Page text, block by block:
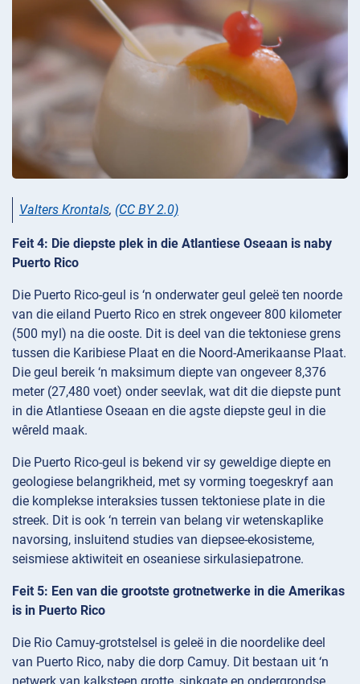
Valters Krontals, (CC BY 2.0)
Feit 4: Die diepste plek in die Atlantiese Oseaan is naby
Puerto Rico
Die Puerto Rico-geul is ‘n onderwater geul geleë ten noorde
van die eiland Puerto Rico en strek ongeveer 800 kilometer
(500 myl) na die ooste. Dit is deel van die tektoniese grens
tussen die Karibiese Plaat en die Noord-Amerikaanse Plaat.
Die geul bereik ‘n maksimum diepte van ongeveer 8,376
meter (27,480 voet) onder seevlak, wat dit die diepste punt
in die Atlantiese Oseaan en die agste diepste geul in die
wêreld maak.
Die Puerto Rico-geul is bekend vir sy geweldige diepte en
geologiese belangrikheid, met sy vorming toegeskryf aan
die komplekse interaksies tussen tektoniese plate in die
streek. Dit is ook ‘n terrein van belang vir wetenskaplike
navorsing, insluitend studies van diepsee-ekosisteme,
seismiese aktiwiteit en oseaniesе sirkulasiepatrone.
Feit 5: Een van die grootste grotnetwerke in die Amerikas
is in Puerto Rico
Die Rio Camuy-grotstelsel is geleë in die noordelike deel
van Puerto Rico, naby die dorp Camuy. Dit bestaan uit ‘n